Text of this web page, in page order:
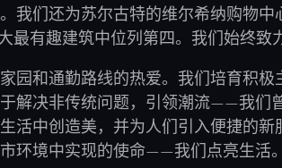
我们还为苏尔古特的维尔希纳购物
有趣建筑中位列第四。我们始终致
园和通勤路线的热爱。我们培育积
解决非传统问题，引领潮流——我们
活中创造美，并为人们引入便捷的
环境中实现的使命——我们点亮生活。